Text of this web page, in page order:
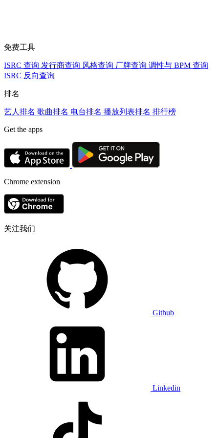
免费工具
ISRC 查询 发行商查询 风格查询 厂牌查询 调性与 BPM 查询
ISRC 反向查询
排名
艺人排名 歌曲排名 电台排名 播放列表排名 排行榜
Get the apps
Chrome extension
关注我们
Github
Linkedin